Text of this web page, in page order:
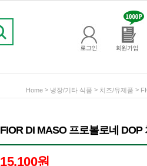
Home > 냉장/기타 식품 > 치즈/유제품 >
FIOR DI MASO 프로볼로네 DOP
15,100원